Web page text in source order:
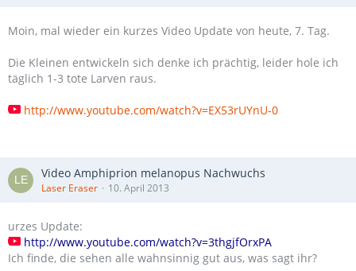
Moin, mal wieder ein kurzes Video Update von heute, 7. Tag.
Die Kleinen entwickeln sich denke ich prächtig, leider hole ich
täglich 1-3 tote Larven raus.
http://www.youtube.com/watch?v=EX53rUYnU-0
Video Amphiprion melanopus Nachwuchs
Laser Eraser 10. April 2013
urzes Update:
http://www.youtube.com/watch?v=3thgjfOrxPA
Ich finde, die sehen alle wahnsinnig gut aus, was sagt ihr?